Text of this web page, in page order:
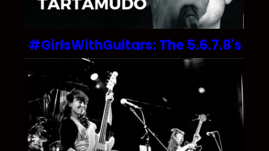
#GirlsWithGuitars: The 5.6.7.8's